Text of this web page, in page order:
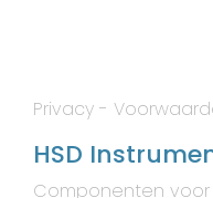
Privacy -
HSD
Componenten